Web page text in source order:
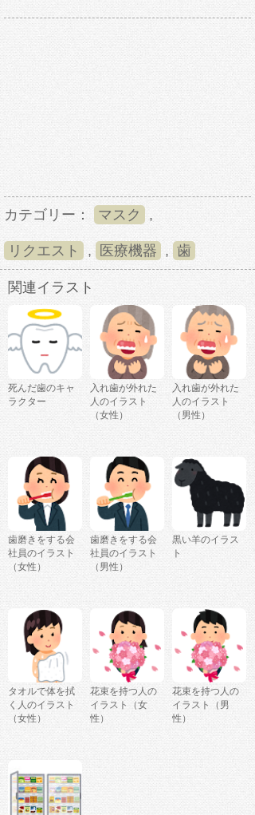
カテゴリー： マスク ,
リクエスト , 医療機器 , 歯
関連イラスト
死んだ歯のキャ
ラクター
入れ歯が外れた
人のイラスト
（女性）
入れ歯が外れた
人のイラスト
（男性）
歯磨きをする会
社員のイラスト
（女性）
歯磨きをする会
社員のイラスト
（男性）
黒い羊のイラス
ト
タオルで体を拭
く人のイラスト
（女性）
花束を持つ人の
イラスト（女
性）
花束を持つ人の
イラスト（男
性）